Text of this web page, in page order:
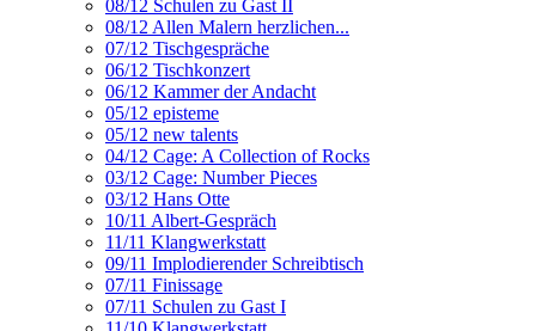
08/12 Schulen zu Gast II
08/12 Allen Malern herzlichen...
07/12 Tischgespräche
06/12 Tischkonzert
06/12 Kammer der Andacht
05/12 episteme
05/12 new talents
04/12 Cage: A Collection of Rocks
03/12 Cage: Number Pieces
03/12 Hans Otte
10/11 Albert-Gespräch
11/11 Klangwerkstatt
09/11 Implodierender Schreibtisch
07/11 Finissage
07/11 Schulen zu Gast I